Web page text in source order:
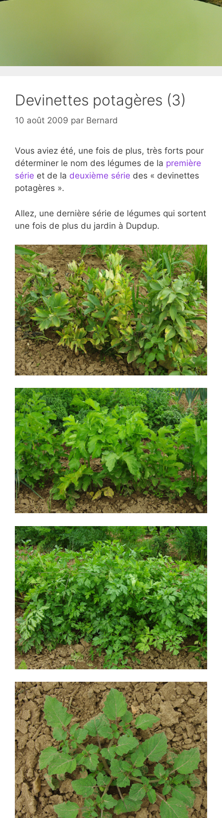
Devinettes potagères (3)
10 août 2009 par Bernard
Vous aviez été, une fois de plus, très forts pour
déterminer le nom des légumes de la première
série et de la deuxième série des « devinettes
potagères ».
Allez, une dernière série de légumes qui sortent
une fois de plus du jardin à Dupdup.